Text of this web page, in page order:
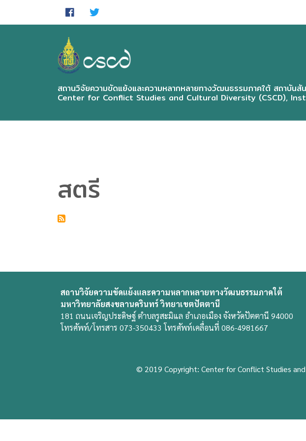
สถานวิจัยความขัดแย้งและความหลากหลายทางวัฒนธรรมภาคใต้ สถาบันสั
Center for Conflict Studies and Cultural Diversity (CSCD),
สตรี
สถานวิจัยความขัดแย้งและความหลากหลายทางวัฒนธรรมภาคใต้
มหาวิทยาลัยสงขลานครินทร์ วิทยาเขตปัตตานี
181 ถนนเจริญประดิษฐ์ ตำบลรูสะมิแล อำเภอเมือง จังหวัดปัตตานี 94000
โทรศัพท์/โทรสาร 073-350433 โทรศัพท์เคลื่อนที่ 086-4981667
© 2019 Copyright: Center for Conflict Studies